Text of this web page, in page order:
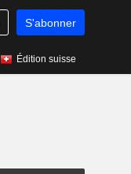
S'abonner
Édition suisse